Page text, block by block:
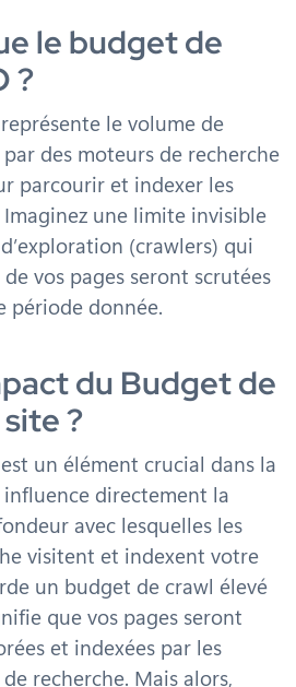
le budget de
?
le volume de
des moteurs de recherche
parcourir et indexer les
une limite invisible
(crawlers) qui
vos pages seront scrutées
période donnée.
du Budget de
?
un élément crucial dans la
influence directement la
avec lesquelles les
visitent et indexent votre
un budget de crawl élevé
que vos pages seront
et indexées par les
recherche. Mais alors,